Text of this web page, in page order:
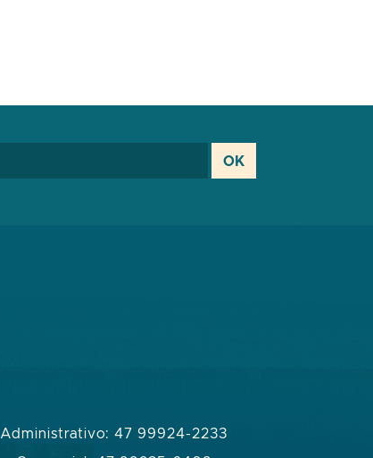
Administrativo: 47 99924-2233